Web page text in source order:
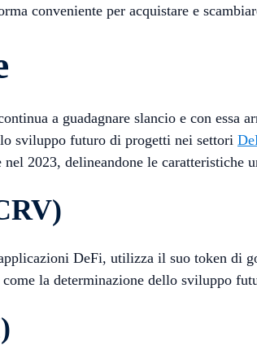
conveniente per acquistare e
a guadagnare slancio e con
sviluppo futuro di progetti nei settori
2023, delineandone le caratteristiche
DeFi, utilizza il suo token di
la determinazione dello sviluppo